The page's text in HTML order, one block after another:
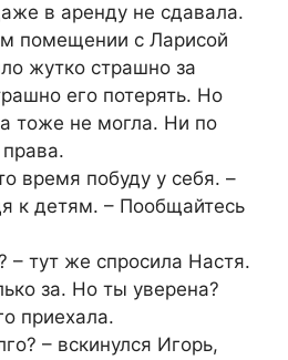
в аренду не сдавала.
помещении с Ларисой
жутко страшно за
его потерять. Но
тоже не могла. Ни по
время побуду у себя. –
к детям. – Пообщайтесь
– тут же спросила Настя.
за. Но ты уверена?
приехала.
– вскинулся Игорь,